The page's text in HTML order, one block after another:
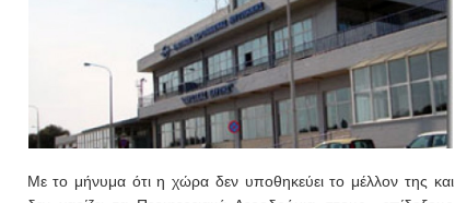
Με το μήνυμα ότι η χώρα δεν υποθηκεύει το μέλλον της και
Χειρουργός Ωτορινολαρυγγολόγος
Έλενα Μπούμπα
Στρατιωτικός Ιατρός
Διδ.Παν.Αθηνών
Διπλωματούχος Ευρ.Ακαδημίας
Πάρνηθας 95-97 Αχαρναί
2102467085 & 6938502258